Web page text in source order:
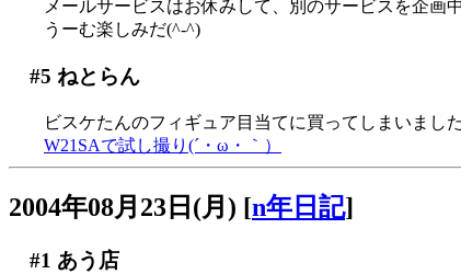
メールサービスはお休みして、別のサービスを企画
うーむ楽しみだ(^-^)
#5 ねとらん
ビスケたんのフィギュア目当てに買ってしまいまし
W21SAで試し撮り(´・ω・｀）
2004年08月23日(月) [n年日記]
#1 あう店